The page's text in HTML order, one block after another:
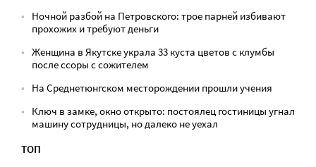
Ночной разбой на Петровского: трое парней избивают
прохожих и требуют деньги
Женщина в Якутске украла 33 куста цветов с клумбы
после ссоры с сожителем
На Среднетюнгском месторождении прошли учения
Ключ в замке, окно открыто: постоялец гостиницы угнал
машину сотрудницы, но далеко не уехал
ТОП